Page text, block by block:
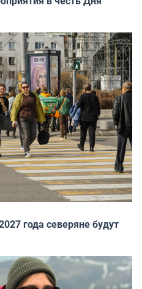
года северяне будут